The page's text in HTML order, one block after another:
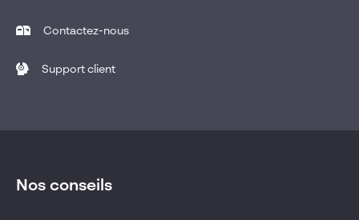
Contactez-nous
Support client
Nos conseils